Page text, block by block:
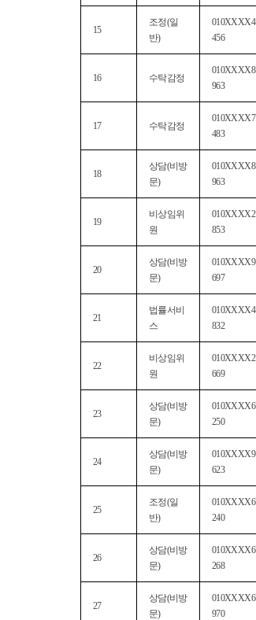
15
조정(일
반)
010XXXX4
456
16 수탁감정
010XXXX8
963
17 수탁감정
010XXXX7
483
18
상담(비방
문)
010XXXX8
963
19
비상임위
원
010XXXX2
853
20
상담(비방
문)
010XXXX9
697
21
법률서비
스
010XXXX4
832
22
비상임위
원
010XXXX2
669
23
상담(비방
문)
010XXXX6
250
24
상담(비방
문)
010XXXX9
623
25
조정(일
반)
010XXXX6
240
26
상담(비방
문)
010XXXX6
268
27
상담(비방
문)
010XXXX6
970